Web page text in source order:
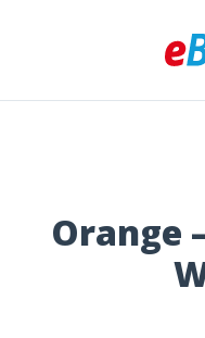
Orange